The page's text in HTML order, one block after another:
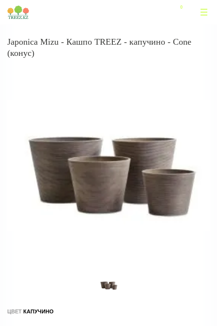
Japonica Mizu - Кашпо TREEZ - капучино - Cone
(конус)
ЦВЕТ КАПУЧИНО